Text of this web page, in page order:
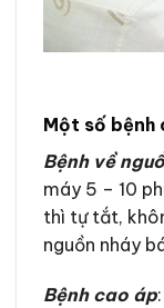
Một số bệnh
Bệnh về
máy 5 – 10
thì tự tắt,
nguồn nháy
Bệnh cao áp